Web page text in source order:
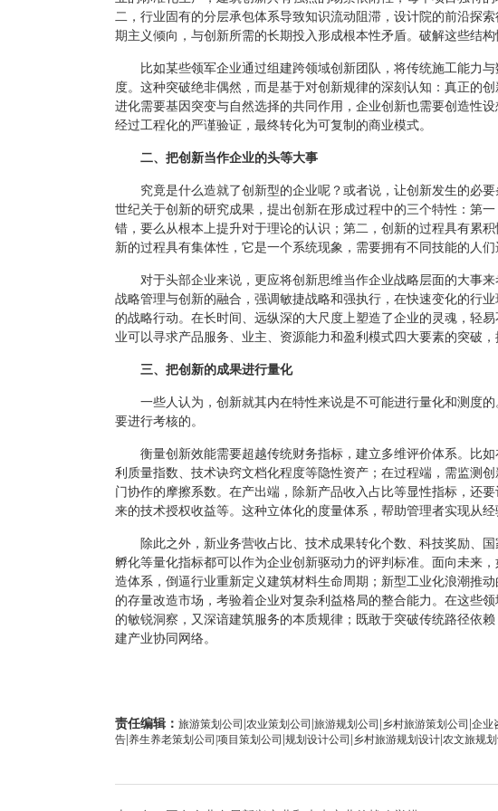
二，行业固有的分层承包体系导致知识流动阻滞，设计院的前沿探
期主义倾向，与创新所需的长期投入形成根本性矛盾。破解这些结
比如某些领军企业通过组建跨领域创新团队，将传统施工能力
度。这种突破绝非偶然，而是基于对创新规律的深刻认知：真正的
进化需要基因突变与自然选择的共同作用，企业创新也需要创造性
经过工程化的严谨验证，最终转化为可复制的商业模式。
二、把创新当作企业的头等大事
究竟是什么造就了创新型的企业呢？或者说，让创新发生的必
世纪关于创新的研究成果，提出创新在形成过程中的三个特性：第
错，要么从根本上提升对于理论的认识；第二，创新的过程具有累
新的过程具有集体性，它是一个系统现象，需要拥有不同技能的人们
对于头部企业来说，更应将创新思维当作企业战略层面的大事
战略管理与创新的融合，强调敏捷战略和强执行，在快速变化的行
的战略行动。在长时间、远纵深的大尺度上塑造了企业的灵魂，轻
业可以寻求产品服务、业主、资源能力和盈利模式四大要素的突破，
三、把创新的成果进行量化
一些人认为，创新就其内在特性来说是不可能进行量化和测度
要进行考核的。
衡量创新效能需要超越传统财务指标，建立多维评价体系。比
利质量指数、技术诀窍文档化程度等隐性资产；在过程端，需监测
门协作的摩擦系数。在产出端，除新产品收入占比等显性指标，还
来的技术授权收益等。这种立体化的度量体系，帮助管理者实现从经
除此之外，新业务营收占比、技术成果转化个数、科技奖励、
孵化等量化指标都可以作为企业创新驱动力的评判标准。面向未来
造体系，倒逼行业重新定义建筑材料生命周期；新型工业化浪潮推
的存量改造市场，考验着企业对复杂利益格局的整合能力。在这些
的敏锐洞察，又深谙建筑服务的本质规律；既敢于突破传统路径依
建产业协同网络。
责任编辑： 旅游策划公司 农业策划公司 旅游规划公司 乡村旅游策划公司 企业
告 养生养老策划公司| 项目策划公司 规划设计公司 乡村旅游规划设计 农文旅规